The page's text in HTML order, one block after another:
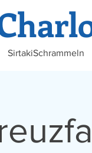
SirtakiSchrammeln